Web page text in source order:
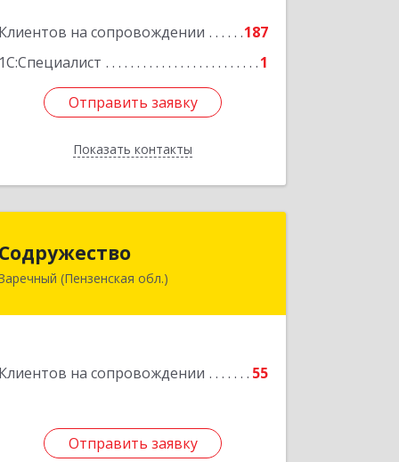
Клиентов на сопровождении
187
1С:Специалист
1
Отправить заявку
Показать контакты
Отправить заявку
Назад
Содружество
(Пензенская обл.)
Клиентов на сопровождении 55
Отправить заявку
442962, Пензенская обл, Заречный г,
Отправить заявку